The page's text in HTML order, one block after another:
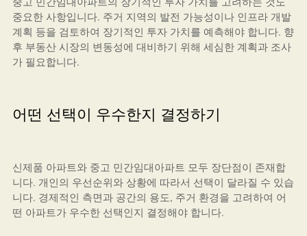
중요한 사항입니다. 주거 지역의 발전 가능성이나 인프라 개발
계획 등을 검토하여 장기적인 투자 가치를 예측해야 합니다. 향
후 부동산 시장의 변동성에 대비하기 위해 세심한 계획과 조사
가 필요합니다.
어떤 선택이 우수한지 결정하기
신제품 아파트와 중고 민간임대아파트 모두 장단점이 존재합
니다. 개인의 우선순위와 상황에 따라서 선택이 달라질 수 있습
니다. 경제적인 측면과 공간의 용도, 주거 환경을 고려하여 어
떤 아파트가 우수한 선택인지 결정해야 합니다.